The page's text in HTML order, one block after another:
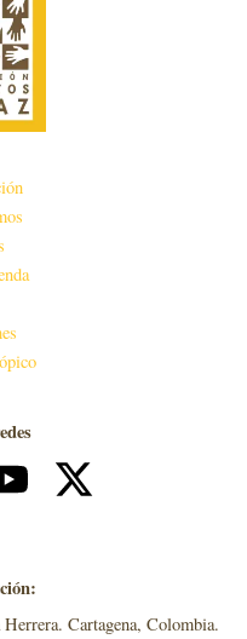
Cartagena, Colombia.